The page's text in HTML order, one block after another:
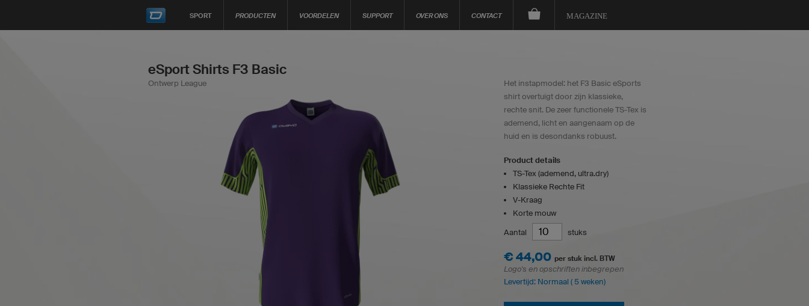
SPORT PRODUCTEN VOORDELEN SUPPORT OVER ONS CONTACT MAGAZINE
eSport Shirts F3 Basic
Ontwerp League
Het instapmodel: het F3 Basic eSports
shirt overtuigt door zijn klassieke,
rechte snit. De zeer functionele TS-Tex is
ademend, licht en aangenaam op de
huid en is desondanks robuust.
Product details
TS-Tex (ademend, ultra.dry)
Klassieke Rechte Fit
V-Kraag
Korte mouw
Aantal stuks
€ 44,00 per stuk incl. BTW
Logo's en opschriften inbegrepen
Levertijd: Normaal ( 5 weken)